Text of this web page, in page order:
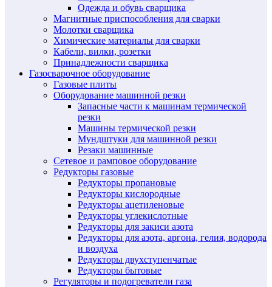
Одежда и обувь сварщика
Магнитные приспособления для сварки
Молотки сварщика
Химические материалы для сварки
Кабели, вилки, розетки
Принадлежности сварщика
Газосварочное оборудование
Газовые плиты
Оборудование машинной резки
Запасные части к машинам термической
резки
Машины термической резки
Мундштуки для машинной резки
Резаки машинные
Сетевое и рамповое оборудование
Редукторы газовые
Редукторы пропановые
Редукторы кислородные
Редукторы ацетиленовые
Редукторы углекислотные
Редукторы для закиси азота
Редукторы для азота, аргона, гелия, водорода
и воздуха
Редукторы двухступенчатые
Редукторы бытовые
Регуляторы и подогреватели газа